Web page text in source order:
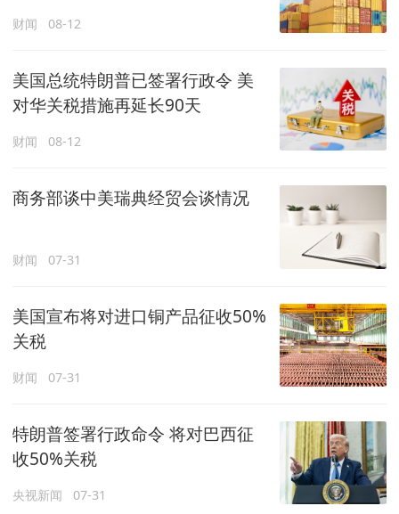
财闻 08-12
美国总统特朗普已签署行政令 美
对华关税措施再延长90天
财闻 08-12
商务部谈中美瑞典经贸会谈情况
财闻 07-31
美国宣布将对进口铜产品征收50%
关税
财闻 07-31
特朗普签署行政命令 将对巴西征
收50%关税
央视新闻 07-31